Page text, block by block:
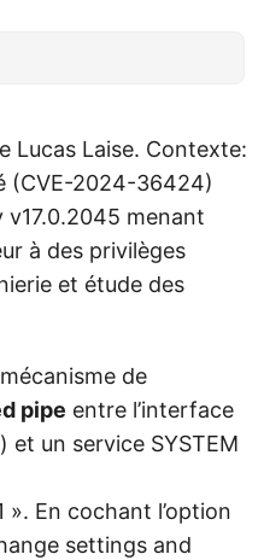
Lucas Laise. Contexte:
(CVE-2024-36424)
v17.0.2045 menant
à des privilèges
et étude des
de
pipe entre l’interface
et un service SYSTEM
En cochant l’option
settings and